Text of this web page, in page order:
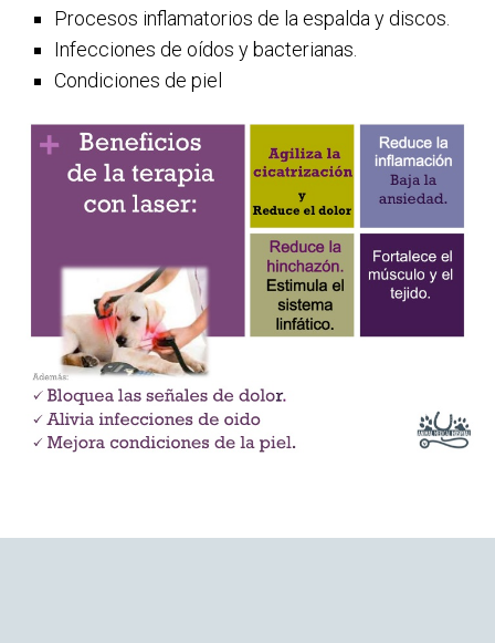
Procesos inflamatorios de la espalda y discos.
Infecciones de oídos y bacterianas.
Condiciones de piel